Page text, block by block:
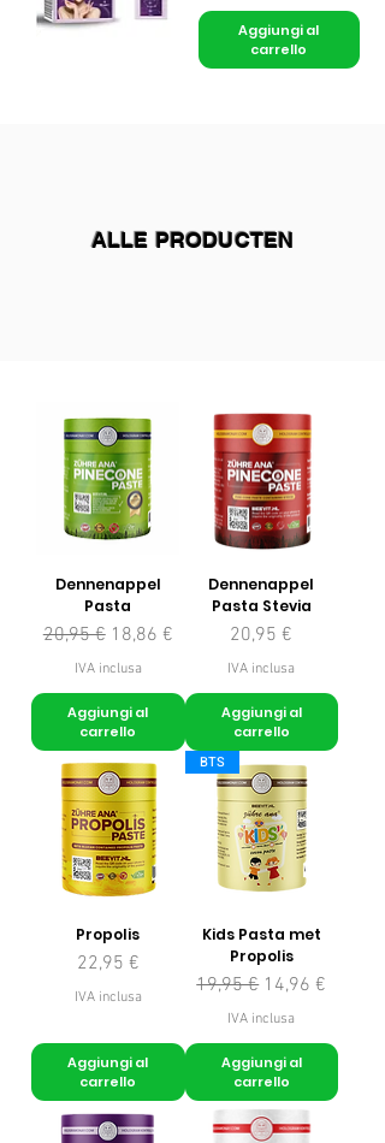
Aggiungi al
carrello
ALLE PRODUCTEN
Dennenappel
Pasta
Prezzo regolare
20,95 € Prezzo scontato
18,86 €
IVA inclusa
Aggiungi al
carrello
Dennenappel
Pasta Stevia
Prezzo
20,95 €
IVA inclusa
Aggiungi al
carrello
Propolis
Prezzo
22,95 €
IVA inclusa
Aggiungi al
carrello
BTS
Kids Pasta met
Propolis
Prezzo regolare
19,95 € Prezzo scontato
14,96 €
IVA inclusa
Aggiungi al
carrello